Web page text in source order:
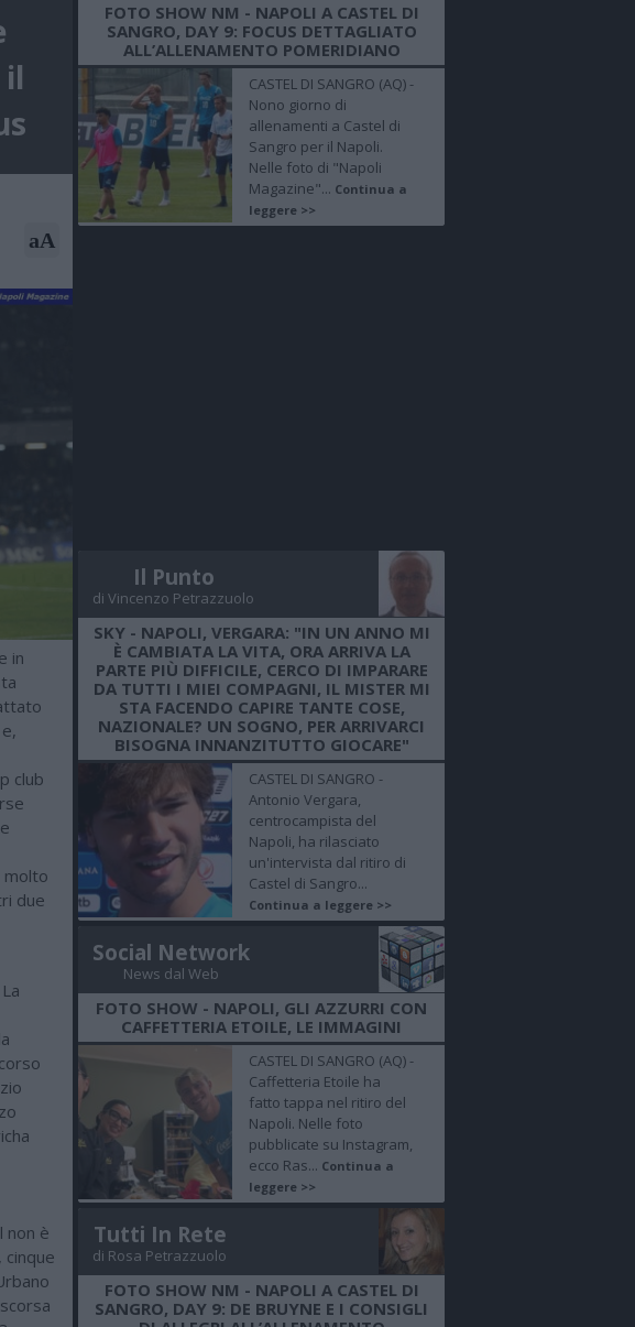
aA
in
club
molto
due
non è
FOTO SHOW NM - NAPOLI A CASTEL DI
SANGRO, DAY 9: FOCUS DETTAGLIATO
ALL’ALLENAMENTO POMERIDIANO
CASTEL DI SANGRO (AQ) -
Nono giorno di
allenamenti a Castel di
Sangro per il Napoli.
Nelle foto di "Napoli
Magazine"... Continua a
leggere >>
Il Punto
di Vincenzo Petrazzuolo
SKY - NAPOLI, VERGARA: "IN UN ANNO MI
È CAMBIATA LA VITA, ORA ARRIVA LA
PARTE PIÙ DIFFICILE, CERCO DI IMPARARE
DA TUTTI I MIEI COMPAGNI, IL MISTER MI
STA FACENDO CAPIRE TANTE COSE,
NAZIONALE? UN SOGNO, PER ARRIVARCI
BISOGNA INNANZITUTTO GIOCARE"
CASTEL DI SANGRO -
Antonio Vergara,
centrocampista del
Napoli, ha rilasciato
un'intervista dal ritiro di
Castel di Sangro...
Continua a leggere >>
Social Network
News dal Web
FOTO SHOW - NAPOLI, GLI AZZURRI CON
CAFFETTERIA ETOILE, LE IMMAGINI
CASTEL DI SANGRO (AQ) -
Caffetteria Etoile ha
fatto tappa nel ritiro del
Napoli. Nelle foto
pubblicate su Instagram,
ecco Ras... Continua a
leggere >>
Tutti In Rete
di Rosa Petrazzuolo
FOTO SHOW NM - NAPOLI A CASTEL DI
SANGRO, DAY 9: DE BRUYNE E I CONSIGLI